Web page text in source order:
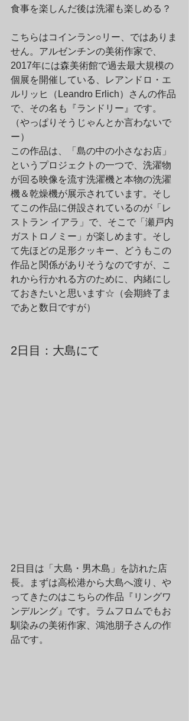
食事を楽しんだ後は洗濯も楽しめる？
こちらはコインラン○リー、ではありま
せん。アルゼンチンの美術作家で、
2017年には森美術館で過去最大規模の
個展を開催している、
レアンドロ・エ
ルリッヒ（Leandro Erlich）
さんの作品
で、その名も『ランドリー 』です。
（やっぱりそうじゃんとか言わないで
ー）
この作品は、「島の中の小さなお店」
というプロジェクトの一つで、洗濯物
が回る映像を流す洗濯機と本物の洗濯
機＆乾燥機が展示されています。そし
てこの作品に併設されているのが「レ
ストラン イアラ」で、そこで「瀬戸内
ガストロノミー」が楽しめます。そし
て先ほどの足形クッキー、どうもこの
作品と関係がありそうなのですが、こ
れから行かれる方のために、内緒にし
ておきたいと思います☆（会期終了ま
であと数日ですが）
2日目：大島にて
2日目は「大島・男木島」を訪れた店
長。まずは高松港から大島へ渡り、や
ってきたのはこちらの作品『リングワ
ンデルング』です。ラムフロムでもお
馴染みの美術作家、鴻池朋子さんの作
品です。